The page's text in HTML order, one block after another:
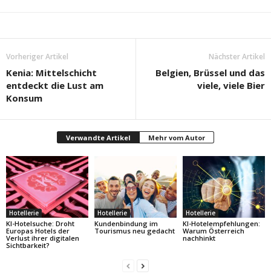
Vorheriger Artikel
Kenia: Mittelschicht
entdeckt die Lust am
Konsum
Nächster Artikel
Belgien, Brüssel und das
viele, viele Bier
Verwandte Artikel Mehr vom Autor
Hotellerie
KI-Hotelsuche: Droht
Europas Hotels der
Verlust ihrer digitalen
Sichtbarkeit?
Hotellerie
Kundenbindung im
Tourismus neu gedacht
Hotellerie
KI-Hotelempfehlungen:
Warum Österreich
nachhinkt